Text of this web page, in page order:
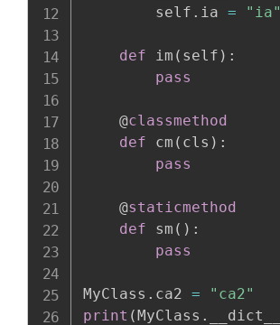
        self
. ia = "ia"
def im ( self ) :
pass
    @
classmethod
def cm ( cls ) :
pass
    @
staticmethod
def sm ( ) :
pass
MyClass . ca2 =
"ca2"
print (MyClass . __dict__